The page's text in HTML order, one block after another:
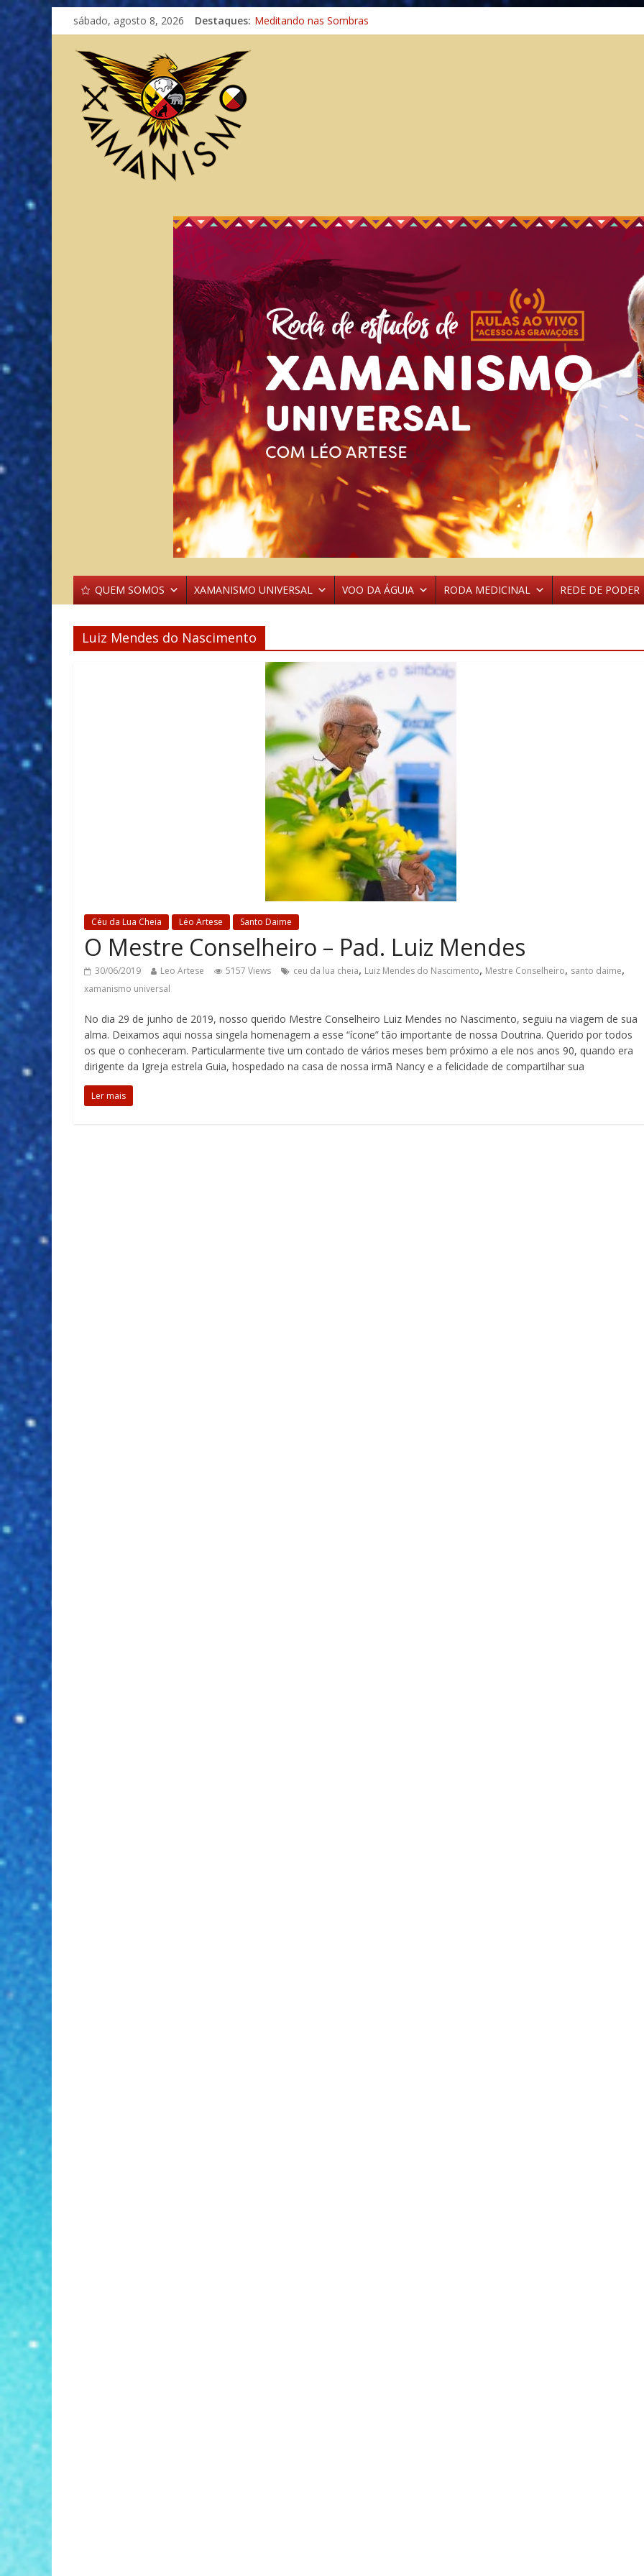
sábado, agosto 8, 2026 Destaques: Imaginação na Cura
Meditando nas Sombras
QUEM SOMOS XAMANISMO UNIVERSAL VOO DA ÁGUIA RODA MEDICINAL REDE DE PODER
Luiz Mendes do Nascimento
Céu da Lua Cheia Léo Artese Santo Daime
O Mestre Conselheiro – Pad. Luiz Mendes
30/06/2019 Leo Artese 5157 Views ceu da lua cheia, Luiz Mendes do Nascimento, Mestre Conselheiro, santo daime,
xamanismo universal
No dia 29 de junho de 2019, nosso querido Mestre Conselheiro Luiz Mendes no Nascimento, seguiu na viagem de sua
alma. Deixamos aqui nossa singela homenagem a esse “ícone” tão importante de nossa Doutrina. Querido por todos
os que o conheceram. Particularmente tive um contado de vários meses bem próximo a ele nos anos 90, quando era
dirigente da Igreja estrela Guia, hospedado na casa de nossa irmã Nancy e a felicidade de compartilhar sua
Ler mais